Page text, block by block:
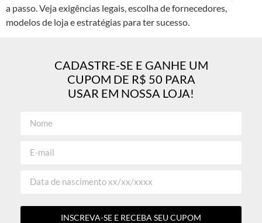
a passo. Veja exigências legais, escolha de fornecedores,
modelos de loja e estratégias para ter sucesso.
CADASTRE-SE E GANHE UM
CUPOM DE R$ 50 PARA
USAR EM NOSSA LOJA!
INSCREVA-SE E RECEBA SEU CUPOM